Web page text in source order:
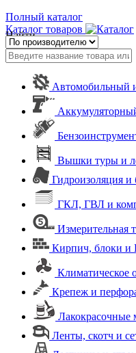
Полный каталог
Каталог товаров
Найти
Автомобильный
Вышки туры и
Гидроизоляция и
ГКЛ, ГВЛ и
Измерительная
Кирпич, блоки
Климатическое
Крепеж и
Лакокрасочные
Ленты, скотч и